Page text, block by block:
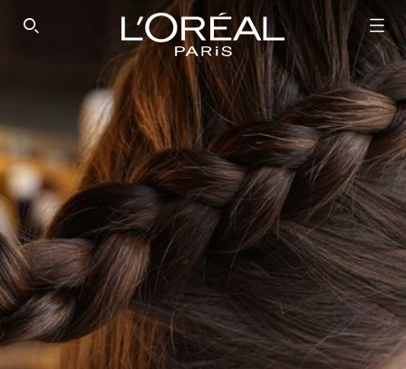
SEARCH THIS SITE